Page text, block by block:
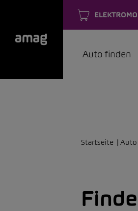
Auto finden
Startseite